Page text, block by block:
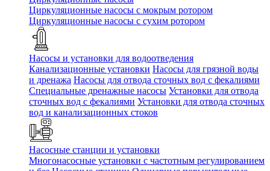
Циркуляционные насосы с мокрым ротором
Циркуляционные насосы с сухим ротором
Насосы и установки для водоотведения
Канализационные установки Насосы для грязной воды
и дренажа Насосы для отвода сточных вод c фекалиями
Специальные дренажные насосы Установки для отвода
сточных вод c фекалиями Установки для отвода сточных
вод и канализационных стоков
Насосные станции и установки
Многонасосные установки с частотным регулированием